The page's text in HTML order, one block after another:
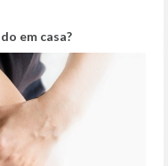
em casa?